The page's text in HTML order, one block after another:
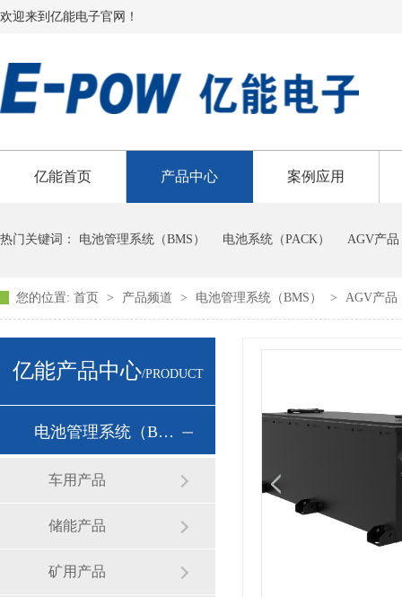
欢迎来到亿能电子官网！
亿能首页 产品中心 案例应用
热门关键词： 电池管理系统（BMS） 电池系统（PACK） AGV产品
您的位置: 首页 > 产品频道 > 电池管理系统（BMS） > AGV产品
亿能产品中心/PRODUCT
电池管理系统（BMS）
车用产品
储能产品
矿用产品